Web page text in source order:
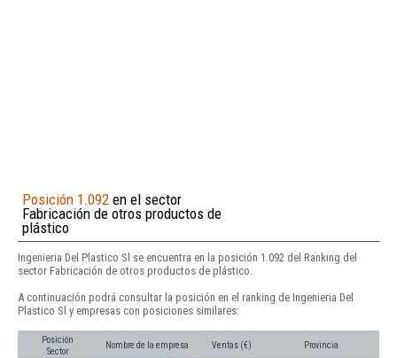
Posición 1.092 en el sector
Fabricación de otros productos de
plástico
Ingenieria Del Plastico Sl se encuentra en la posición 1.092 del Ranking del
sector Fabricación de otros productos de plástico.
A continuación podrá consultar la posición en el ranking de Ingenieria Del
Plastico Sl y empresas con posiciones similares:
Posición
Sector
Nombre de la empresa Ventas (€) Provincia